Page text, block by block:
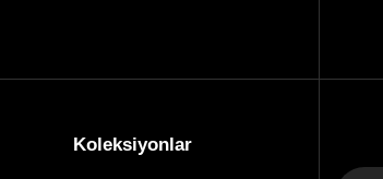
Koleksiyonlar